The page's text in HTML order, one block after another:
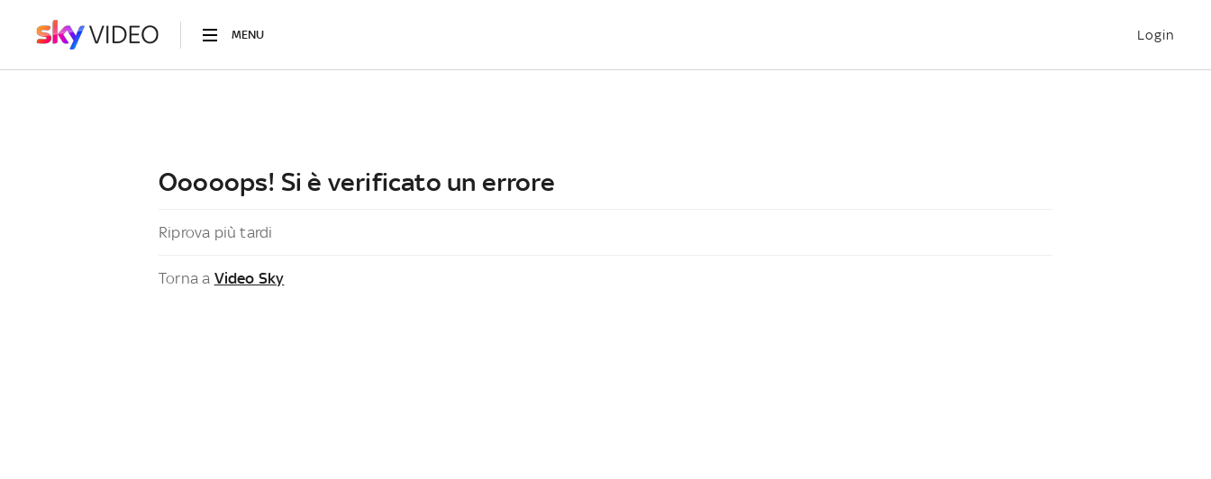
MENU Login
Ooooops! Si è verificato un errore
Riprova più tardi
Torna a Video Sky